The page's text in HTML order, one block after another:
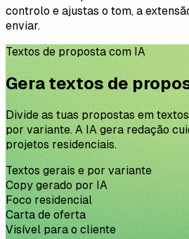
controlo e ajustas o tom, a
enviar.
Textos de proposta com IA
Gera textos de
Divide as tuas propostas em
por variante. A IA gera redação
projetos residenciais.
Textos gerais e por variante
Copy gerado por IA
Foco residencial
Carta de oferta
Visível para o cliente